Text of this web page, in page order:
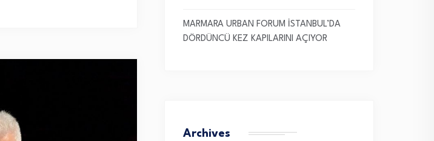
MARMARA URBAN FORUM İSTANBUL’DA
DÖRDÜNCÜ KEZ KAPILARINI AÇIYOR
Archives